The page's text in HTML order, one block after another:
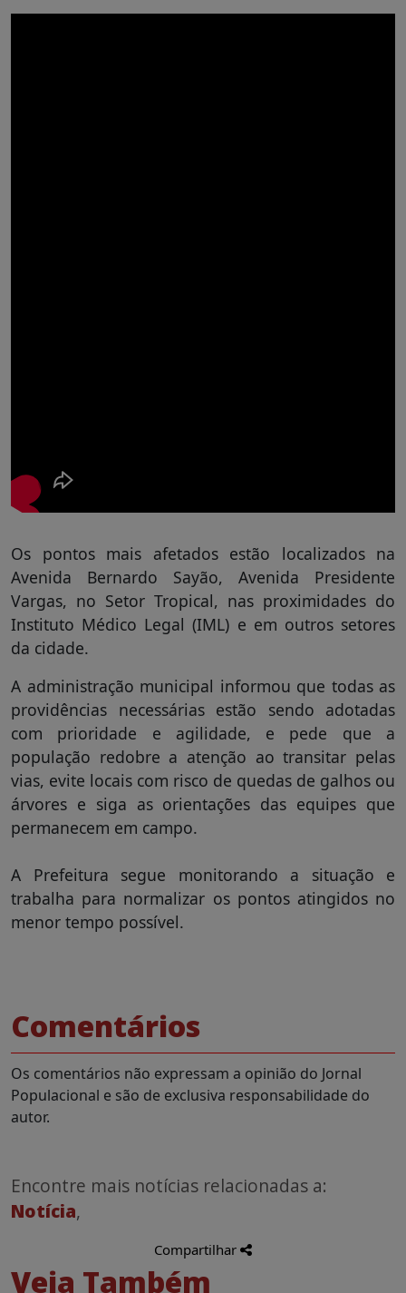
Os pontos mais afetados estão localizados na
Avenida Bernardo Sayão, Avenida Presidente
Vargas, no Setor Tropical, nas proximidades do
Instituto Médico Legal (IML) e em outros setores
da cidade.
A administração municipal informou que todas as
providências necessárias estão sendo adotadas
com prioridade e agilidade, e pede que a
população redobre a atenção ao transitar pelas
vias, evite locais com risco de quedas de galhos ou
árvores e siga as orientações das equipes que
permanecem em campo.
A Prefeitura segue monitorando a situação e
trabalha para normalizar os pontos atingidos no
menor tempo possível.
Comentários
Os comentários não expressam a opinião do Jornal
Populacional e são de exclusiva responsabilidade do
autor.
Encontre mais notícias relacionadas a:
Notícia,
Compartilhar
Veja Também